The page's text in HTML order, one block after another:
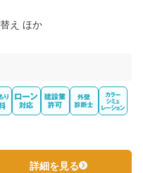
え ほか
詳細を見る